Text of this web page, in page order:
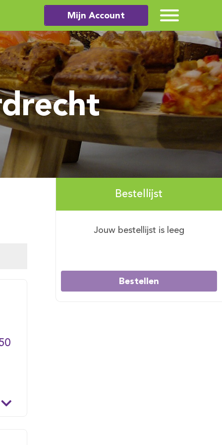
Mijn Account
Bestellijst
Jouw bestellijst is leeg
Bestellen